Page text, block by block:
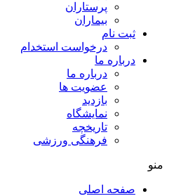
پرستاران
بيماران
ثبت نام
درخواست استخدام
درباره ما
درباره ما
عضویت ها
بازدید
نمایشگاه
تاريخچه
فرهنگی ورزشی
منو
صفحه اصلی